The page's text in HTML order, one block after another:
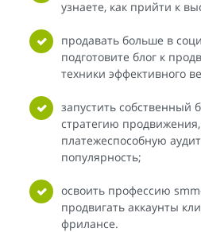
узнаете, как прийти к
продавать больше в
подготовите блог к
техники эффективного
запустить собственный
стратегию
платежеспособную
популярность;
освоить профессию
продвигать аккаунты
фрилансе.